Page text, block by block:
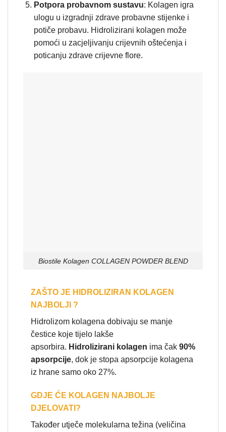
Potpora probavnom sustavu: Kolagen igra
ulogu u izgradnji zdrave probavne stijenke i
potiče probavu. Hidrolizirani kolagen može
pomoći u zacjeljivanju crijevnih oštećenja i
poticanju zdrave crijevne flore.
Biostile Kolagen COLLAGEN POWDER BLEND
ZAŠTO JE HIDROLIZIRAN KOLAGEN
NAJBOLJI ?
Hidrolizom kolagena dobivaju se manje
čestice koje tijelo lakše
apsorbira. Hidrolizirani kolagen ima čak 90%
apsorpcije, dok je stopa apsorpcije kolagena
iz hrane samo oko 27%.
GDJE ĆE KOLAGEN NAJBOLJE
DJELOVATI?
Također utječe molekularna težina (veličina